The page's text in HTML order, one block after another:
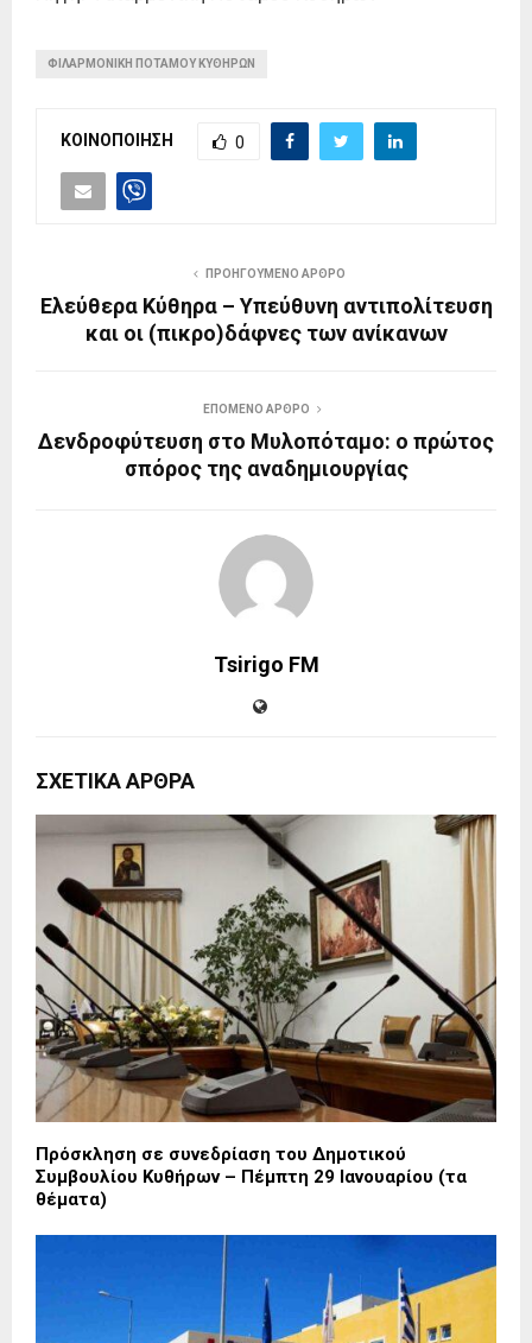
ΦΙΛΑΡΜΟΝΙΚΗ ΠΟΤΑΜΟΥ ΚΥΘΗΡΩΝ
ΚΟΙΝΟΠΟΙΗΣΗ 0
ΠΡΟΗΓΟΥΜΕΝΟ ΑΡΘΡΟ
Ελεύθερα Κύθηρα – Υπεύθυνη αντιπολίτευση
και οι (πικρο)δάφνες των ανίκανων
ΕΠΟΜΕΝΟ ΑΡΘΡΟ
Δενδροφύτευση στο Μυλοπόταμο: ο πρώτος
σπόρος της αναδημιουργίας
Tsirigo FM
ΣΧΕΤΙΚΑ ΑΡΘΡΑ
Πρόσκληση σε συνεδρίαση του Δημοτικού
Συμβουλίου Κυθήρων – Πέμπτη 29 Ιανουαρίου (τα
θέματα)